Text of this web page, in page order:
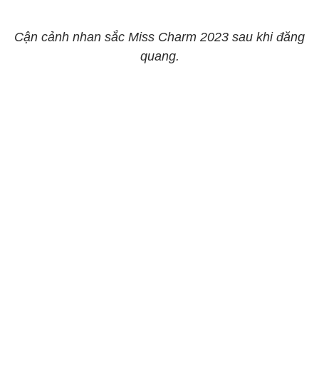
Cận cảnh nhan sắc Miss Charm 2023 sau khi đăng
quang.